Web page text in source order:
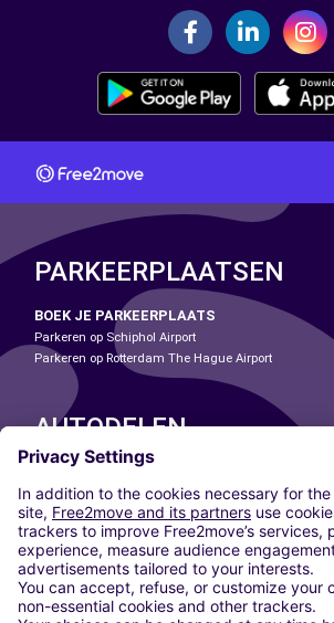
PARKEERPLAATSEN
BOEK JE PARKEERPLAATS
Parkeren op Schiphol Airport
Parkeren op Rotterdam The Hague Airport
AUTODELEN
ONZE STEDEN
Paris
Madrid
Washington DC
Milaan
Rome
Turijn
Wenen